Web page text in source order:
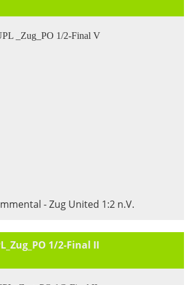
- Zug United 1:2 n.V.
1/2-Final II